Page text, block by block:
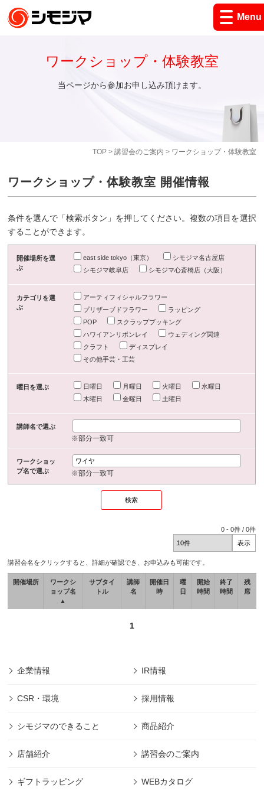
Menu
TOP> 講習会のご案内 > ワークショップ・体験教室
ワークショップ・体験教室
当ページから参加お申し込み頂けます。
ワークショップ・体験教室 開催情報
条件を選んで「検索ボタン」を押してください。複数の項目を選択
することができます。
開催場所を選
ぶ
east side tokyo（東京）
シモジマ名古屋店
シモジマ岐阜店
シモジマ心斎橋店（大阪）
カテゴリを選
ぶ
アーティフィシャルフラワー
プリザーブドフラワー
ラッピング
POP
スクラップブッキング
ハワイアンリボンレイ
ウェディング関連
クラフト
ディスプレイ
その他手芸・工芸
曜日を選ぶ 日曜日 月曜日 火曜日
水曜日
木曜日
金曜日 土曜日
講師名で選ぶ
※部分一致可
ワークショッ
プ名で選ぶ
※部分一致可
0 -0件 /0件
講習会名をクリックすると、詳細が確認でき、お申込みも可能です。
開催場所
ワークシ
ョップ名
▲
サブタイ
トル
講師
名
開催日
時
曜
日
開始
時間
終了
時間
残
席
1
企業情報 IR情報
CSR・環境 採用情報
シモジマのできること 商品紹介
店舗紹介 講習会のご案内
ギフトラッピング WEBカタログ